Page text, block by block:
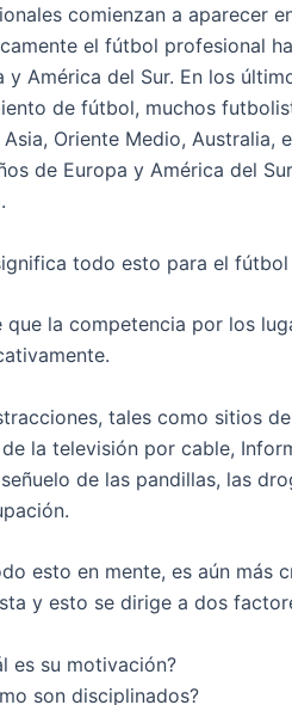
comienzan a aparecer
el fútbol profesional
y América del Sur. En los
de fútbol, muchos
Oriente Medio, Australia,
de Europa y América del
todo esto para el
que la competencia por los
tales como sitios
la televisión por cable,
de las pandillas, las
esto en mente, es aún más
y esto se dirige a dos
es su motivación?
son disciplinados?